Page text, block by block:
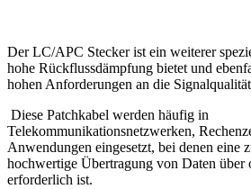
Der LC/APC Stecker ist ein weiterer
hohe Rückflussdämpfung bietet und
hohen Anforderungen an die
Diese Patchkabel werden häufig in
Telekommunikationsnetzwerken,
Anwendungen eingesetzt, bei denen eine
hochwertige Übertragung von Daten über
erforderlich ist.